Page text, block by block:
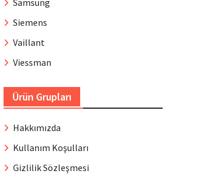
Samsung
Siemens
Vaillant
Viessman
Ürün Grupları
Hakkımızda
Kullanım Koşulları
Gizlilik Sözleşmesi